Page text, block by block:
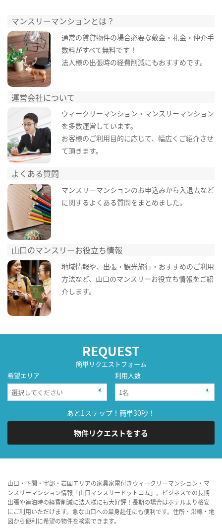
マンスリーマンションとは？
通常の賃貸物件の場合必要な敷金・礼金・仲介手
数料がすべて無料です！
法人様の出張時の経費削減にもおすすめです。
運営会社について
ウィークリーマンション・マンスリーマンション
を多数運営しています。
お客様のご利用目的に応じて、幅広くご紹介させ
て頂きます。
よくある質問
マンスリーマンションのお申込みから入退去など
に関するよくある質問をまとめました。
山口のマンスリーお役立ち情報
地域情報や、出張・観光旅行・おすすめのご利用
方法など、山口のマンスリーお役立ち情報をご紹
介します。
REQUEST
簡単リクエストフォーム
希望エリア
利用人数
あと1ステップ！簡単30秒！
物件リクエストをする
山口・下関・宇部・岩国エリアの家具家電付きウィークリーマンション・マ
ンスリーマンション情報「山口マンスリードットコム」。ビジネスでの長期
出張や連泊時の経費削減に法人様にも大好評！長期の場合はホテルより格安
にご利用いただけます。急な山口への単身赴任にも便利です。住所・沿線・地
図から便利に希望の物件を検索できます。